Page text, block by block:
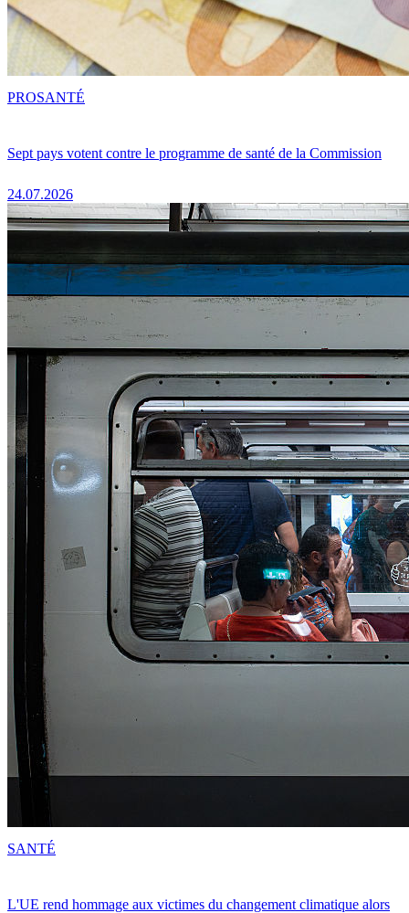
Sept pays votent contre le programme de santé de la Commission
24.07.2026
PROSANTÉ
L'UE rend hommage aux victimes du changement climatique alors
SANTÉ